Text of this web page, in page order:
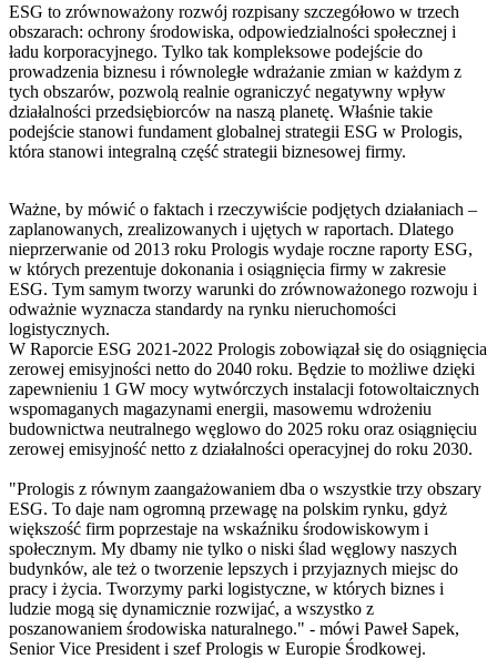
ESG to zrównoważony rozwój rozpisany szczegółowo w trzech
obszarach: ochrony środowiska, odpowiedzialności społecznej i
ładu korporacyjnego. Tylko tak kompleksowe podejście do
prowadzenia biznesu i równoległe wdrażanie zmian w każdym z
tych obszarów, pozwolą realnie ograniczyć negatywny wpływ
działalności przedsiębiorców na naszą planetę. Właśnie takie
podejście stanowi fundament globalnej strategii ESG w Prologis,
która stanowi integralną część strategii biznesowej firmy.
Ważne, by mówić o faktach i rzeczywiście podjętych działaniach –
zaplanowanych, zrealizowanych i ujętych w raportach. Dlatego
nieprzerwanie od 2013 roku Prologis wydaje roczne raporty ESG,
w których prezentuje dokonania i osiągnięcia firmy w zakresie
ESG. Tym samym tworzy warunki do zrównoważonego rozwoju i
odważnie wyznacza standardy na rynku nieruchomości
logistycznych.
W Raporcie ESG 2021-2022 Prologis zobowiązał się do osiągnięcia
zerowej emisyjności netto do 2040 roku. Będzie to możliwe dzięki
zapewnieniu 1 GW mocy wytwórczych instalacji fotowoltaicznych
wspomaganych magazynami energii, masowemu wdrożeniu
budownictwa neutralnego węglowo do 2025 roku oraz osiągnięciu
zerowej emisyjność netto z działalności operacyjnej do roku 2030.
"Prologis z równym zaangażowaniem dba o wszystkie trzy obszary
ESG. To daje nam ogromną przewagę na polskim rynku, gdyż
większość firm poprzestaje na wskaźniku środowiskowym i
społecznym. My dbamy nie tylko o niski ślad węglowy naszych
budynków, ale też o tworzenie lepszych i przyjaznych miejsc do
pracy i życia. Tworzymy parki logistyczne, w których biznes i
ludzie mogą się dynamicznie rozwijać, a wszystko z
poszanowaniem środowiska naturalnego." - mówi Paweł Sapek,
Senior Vice President i szef Prologis w Europie Środkowej.